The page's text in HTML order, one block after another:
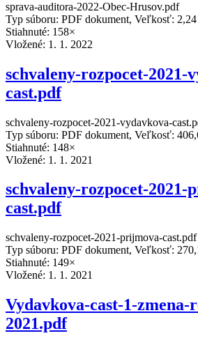
sprava-auditora-2022-Obec-Hrusov.pdf
Typ súboru: PDF dokument, Veľkosť:
Stiahnuté: 158×
Vložené: 1. 1. 2022
schvaleny-rozpocet-2021-
cast.pdf
schvaleny-rozpocet-2021-vydavkova-
Typ súboru: PDF dokument, Veľkosť:
Stiahnuté: 148×
Vložené: 1. 1. 2021
schvaleny-rozpocet-2021-
cast.pdf
schvaleny-rozpocet-2021-prijmova-cast.pdf
Typ súboru: PDF dokument, Veľkosť:
Stiahnuté: 149×
Vložené: 1. 1. 2021
Vydavkova-cast-1-zmena-
2021.pdf